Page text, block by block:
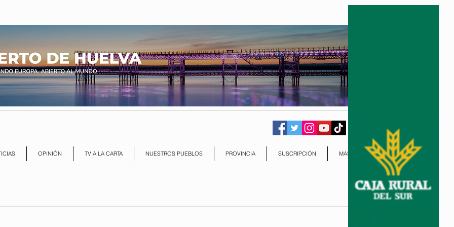
OPINIÓN TV A LA CARTA NUESTROS PUEBLOS PROVINCIA SUSCRIPCIÓN MAS